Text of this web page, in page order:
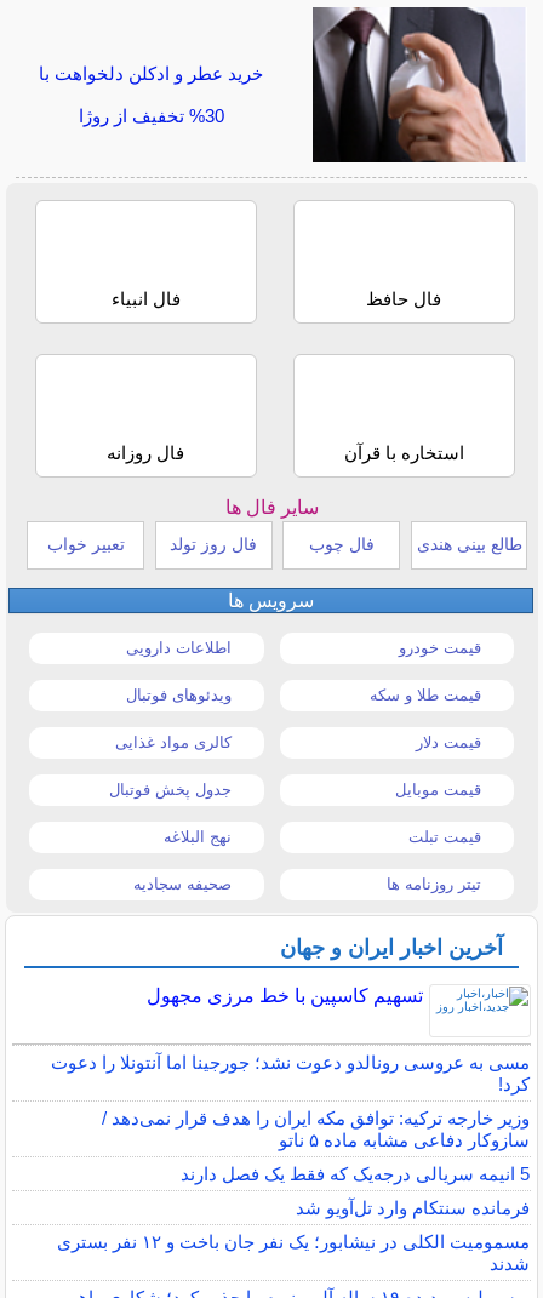
خرید عطر و ادکلن دلخواهت با
30% تخفیف از روژا
فال حافظ فال انبیاء
استخاره با قرآن فال روزانه
سایر فال ها
طالع بینی هندی فال چوب فال روز تولد تعبیر خواب
سرویس ها
قیمت خودرو اطلاعات دارویی
قیمت طلا و سکه ویدئوهای فوتبال
قیمت دلار کالری مواد غذایی
قیمت موبایل جدول پخش فوتبال
قیمت تبلت نهج البلاغه
تیتر روزنامه ها صحیفه سجادیه
آخرین اخبار ایران و جهان
تسهیم کاسپین با خط مرزی مجهول
مسی به عروسی رونالدو دعوت نشد؛ جورجینا اما آنتونلا را دعوت
کرد!
وزیر خارجه ترکیه: توافق مکه ایران را هدف قرار نمی‌دهد /
سازوکار دفاعی مشابه ماده ۵ ناتو
5 انیمه سریالی درجه‌یک که فقط یک فصل دارند
فرمانده سنتکام وارد تل‌آویو شد
مسمومیت الکلی در نیشابور؛ یک نفر جان باخت و ۱۲ نفر بستری
شدند